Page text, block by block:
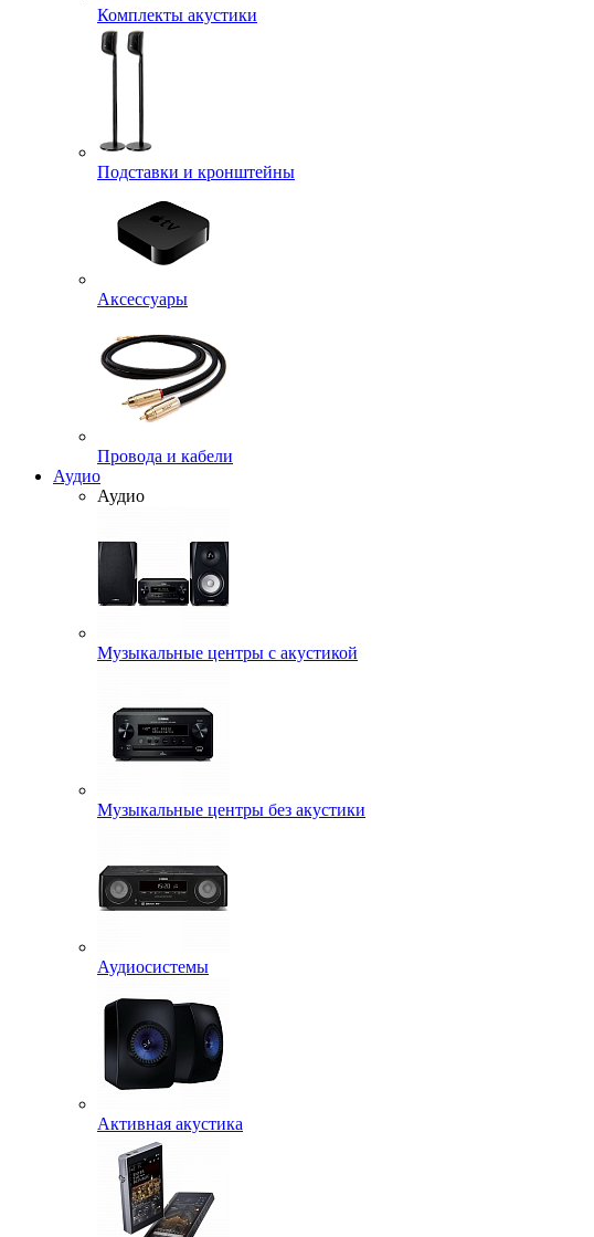
Комплекты акустики
Подставки и кронштейны
Аксессуары
Провода и кабели
Аудио
Аудио
Музыкальные центры с акустикой
Музыкальные центры без акустики
Аудиосистемы
Активная акустика